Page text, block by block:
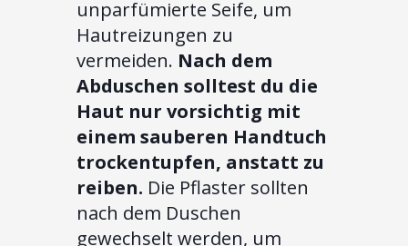
unparfümierte Seife, um
Hautreizungen zu
vermeiden. Nach dem
Abduschen solltest du die
Haut nur vorsichtig mit
einem sauberen Handtuch
trockentupfen, anstatt zu
reiben. Die Pflaster sollten
nach dem Duschen
gewechselt werden, um